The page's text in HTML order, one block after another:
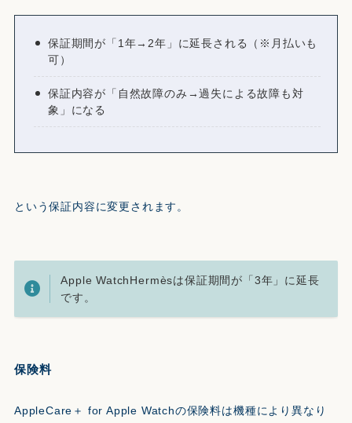
保証期間が「1年→2年」に延長される（※月払いも
可）
保証内容が「自然故障のみ→過失による故障も対
象」になる
という保証内容に変更されます。
Apple WatchHermèsは保証期間が「3年」に延長
です。
保険料
AppleCare＋ for Apple Watchの保険料は機種により異なり